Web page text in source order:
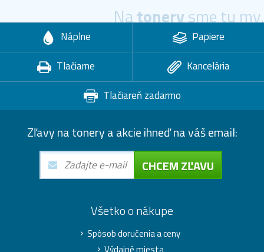
Natonerysme tu my.
Náplne
Papiere
Tlačiarne
Kancelária
Tlačiareň zadarmo
Zľavy na tonery a akcie ihneď na váš email:
CHCEM ZĽAVU
Všetko o nákupe
Spôsob doručenia a ceny